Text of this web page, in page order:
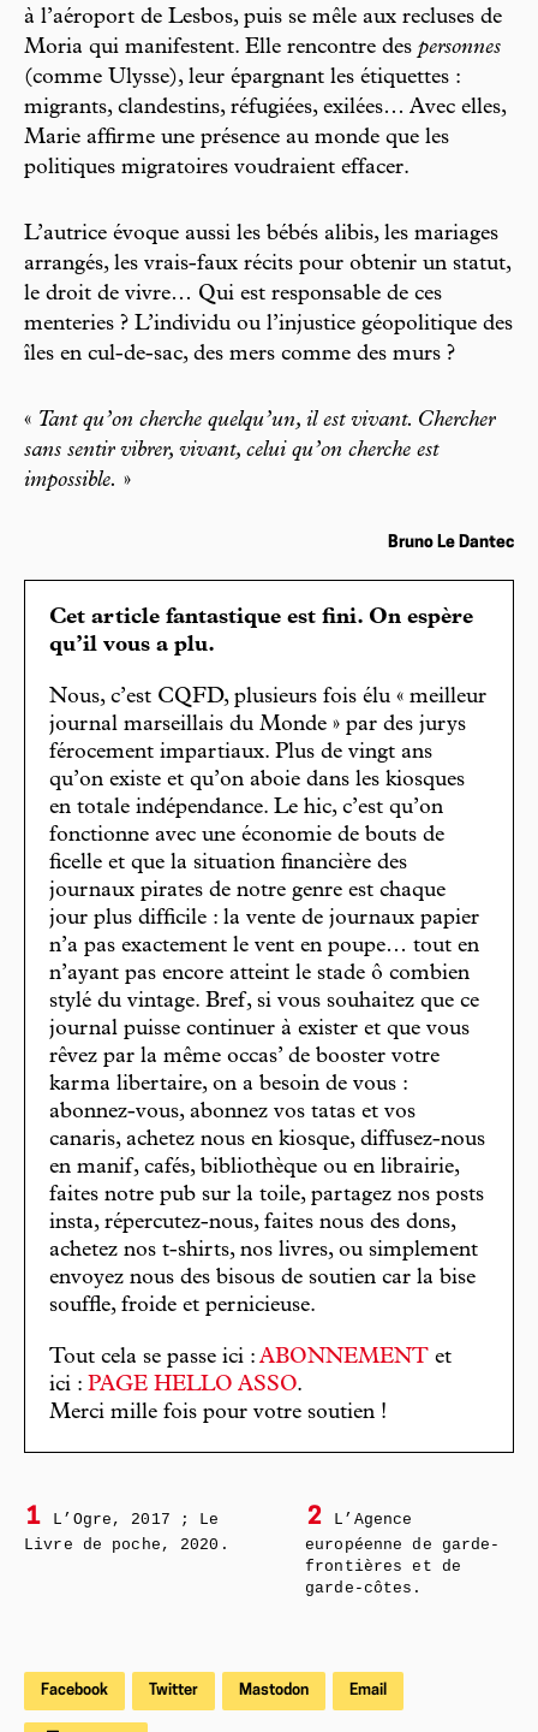
à l’aéroport de Lesbos, puis se mêle aux recluses de
Moria qui manifestent. Elle rencontre des personnes
(comme Ulysse), leur épargnant les étiquettes :
migrants, clandestins, réfugiées, exilées… Avec elles,
Marie affirme une présence au monde que les
politiques migratoires voudraient effacer.
L’autrice évoque aussi les bébés alibis, les mariages
arrangés, les vrais-faux récits pour obtenir un statut,
le droit de vivre… Qui est responsable de ces
menteries ? L’individu ou l’injustice géopolitique des
îles en cul-de-sac, des mers comme des murs ?
« Tant qu’on cherche quelqu’un, il est vivant. Chercher
sans sentir vibrer, vivant, celui qu’on cherche est
impossible. »
Bruno Le Dantec
Cet article fantastique est fini. On espère
qu’il vous a plu.
Nous, c’est CQFD, plusieurs fois élu « meilleur
journal marseillais du Monde » par des jurys
férocement impartiaux. Plus de vingt ans
qu’on existe et qu’on aboie dans les kiosques
en totale indépendance. Le hic, c’est qu’on
fonctionne avec une économie de bouts de
ficelle et que la situation financière des
journaux pirates de notre genre est chaque
jour plus difficile : la vente de journaux papier
n’a pas exactement le vent en poupe… tout en
n’ayant pas encore atteint le stade ô combien
stylé du vintage. Bref, si vous souhaitez que ce
journal puisse continuer à exister et que vous
rêvez par la même occas’ de booster votre
karma libertaire, on a besoin de vous :
abonnez-vous, abonnez vos tatas et vos
canaris, achetez nous en kiosque, diffusez-nous
en manif, cafés, bibliothèque ou en librairie,
faites notre pub sur la toile, partagez nos posts
insta, répercutez-nous, faites nous des dons,
achetez nos t-shirts, nos livres, ou simplement
envoyez nous des bisous de soutien car la bise
souffle, froide et pernicieuse.
Tout cela se passe ici : ABONNEMENT et
ici : PAGE HELLO ASSO.
Merci mille fois pour votre soutien !
1
L’Ogre, 2017 ; Le
Livre de poche, 2020.
2
L’Agence
européenne de garde-
frontières et de
garde-côtes.
Facebook Twitter Mastodon Email